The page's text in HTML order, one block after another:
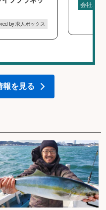
by 求人ボックス
会社名
報を見る